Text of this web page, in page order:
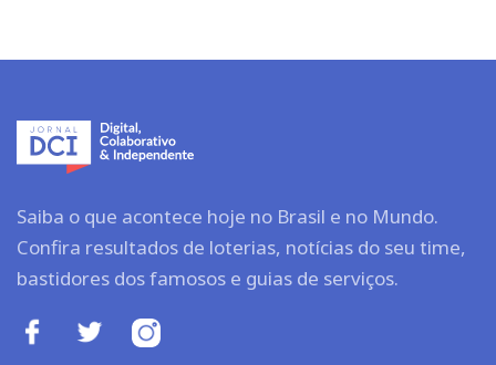
Saiba o que acontece hoje no Brasil e no Mundo.
Confira resultados de loterias, notícias do seu time,
bastidores dos famosos e guias de serviços.